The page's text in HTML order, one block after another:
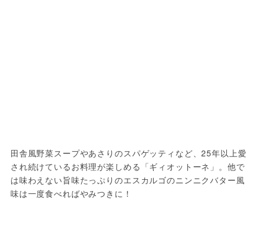
田舎風野菜スープやあさりのスパゲッティなど、25年以上愛
され続けているお料理が楽しめる「ギィオットーネ」。他で
は味わえない旨味たっぷりのエスカルゴのニンニクバター風
味は一度食べればやみつきに！